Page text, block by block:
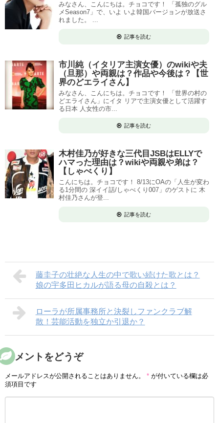
みなさん、こんにちは。チョコです！ 「孤独のグル
メSeason7」で、いよ いよ韓国バージョンが放送さ
れました。 ...
記事を読む
市川純（イタリア主演女優）のwikiや夫
（旦那）や両親は？作品や今後は？【世
界のどエライさん】
みなさん、こんにちは。チョコです！ 「世界の村の
どエライさん」にイタ リアで主演女優として活躍す
る日本 人女性の市...
記事を読む
木村佳乃が好きな三代目JSBはELLYで
ハマった理由は？wikiや両親や弟は？
【しゃべくり】
こんにちは。チョコです！ 8/13にOAの「人生が変わ
る1分間の 深イイ話/しゃべくり007」のゲストに 木
村佳乃さんが登...
記事を読む
藤圭子の壮絶な人生の中で歌い続けた歌とは？
娘の宇多田ヒカルが語る母の自殺とは？
ローラが所属事務所と決裂しファンクラブ解
散！芸能活動を独立か引退か？
コメントをどうぞ
メールアドレスが公開されることはありません。 * が付いている欄は必
須項目です